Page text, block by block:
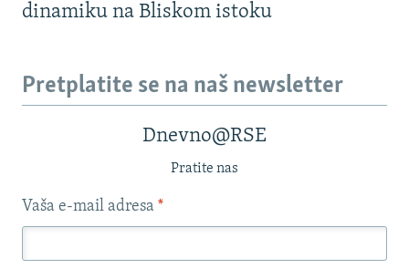
dinamiku na Bliskom istoku
Pretplatite se na naš newsletter
Dnevno@RSE
Pratite nas
Vaša e-mail adresa *